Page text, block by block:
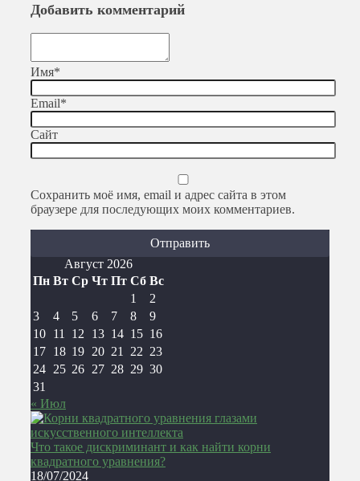
Добавить комментарий
Имя*
Email*
Сайт
Сохранить моё имя, email и адрес сайта в этом
браузере для последующих моих комментариев.
Август 2026
Пн Вт Ср Чт Пт Сб Вс
1
2
3
4 5 6 7 8
9
10 11 12 13 14 15 16
17 18 19 20 21 22 23
24 25 26 27 28 29 30
31
« Июл
Что такое дискриминант и как найти корни
квадратного уравнения?
18/07/2024